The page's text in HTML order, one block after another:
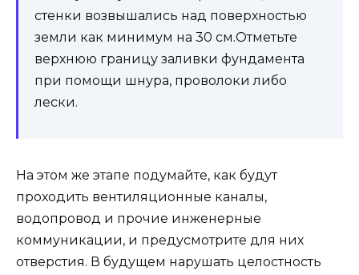
стенки возвышались над поверхностью
земли как минимум на 30 см.Отметьте
верхнюю границу заливки фундамента
при помощи шнура, проволоки либо
лески.
На этом же этапе подумайте, как будут
проходить вентиляционные каналы,
водопровод и прочие инженерные
коммуникации, и предусмотрите для них
отверстия. В будущем нарушать целостность